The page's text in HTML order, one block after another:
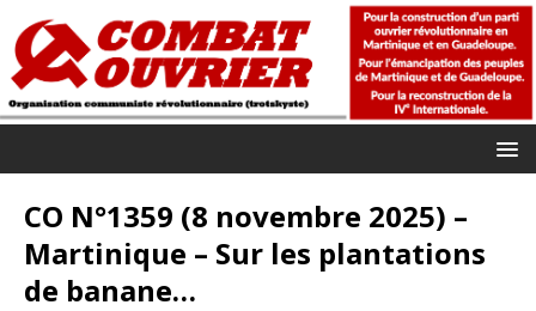
CO N°1359 (8 novembre 2025) –
Martinique – Sur les plantations
de banane…